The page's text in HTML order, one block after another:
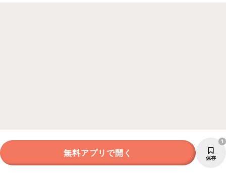
無料アプリで開く 保存
1